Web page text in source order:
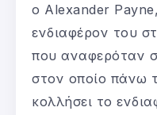
ο Alexander
ενδιαφέρον του
που αναφερόταν
στον οποίο πάνω
κολλήσει το